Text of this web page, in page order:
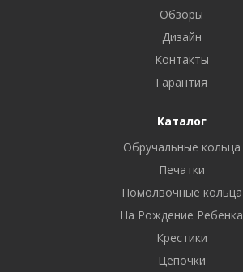
Обзоры
Дизайн
Контакты
Гарантия
Каталог
Обручальные кольца
Печатки
Помолвочные кольца
На Рождение Ребенка
Крестики
Цепочки